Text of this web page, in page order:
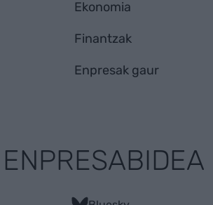
Ekonomia
Finantzak
Enpresak gaur